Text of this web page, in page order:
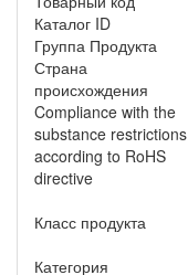
Каталог ID
Группа Продукта
Страна
происхождения
Compliance with the
substance restrictions
according to RoHS
directive
Класс продукта
Категория